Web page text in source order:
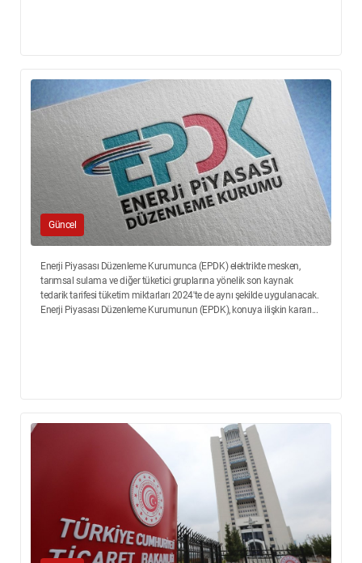
Güncel
Enerji Piyasası Düzenleme Kurumunca (EPDK) elektrikte mesken,
tarımsal sulama ve diğer tüketici gruplarına yönelik son kaynak
tedarik tarifesi tüketim miktarları 2024'te de aynı şekilde uygulanacak.
Enerji Piyasası Düzenleme Kurumunun (EPDK), konuya ilişkin kararı...